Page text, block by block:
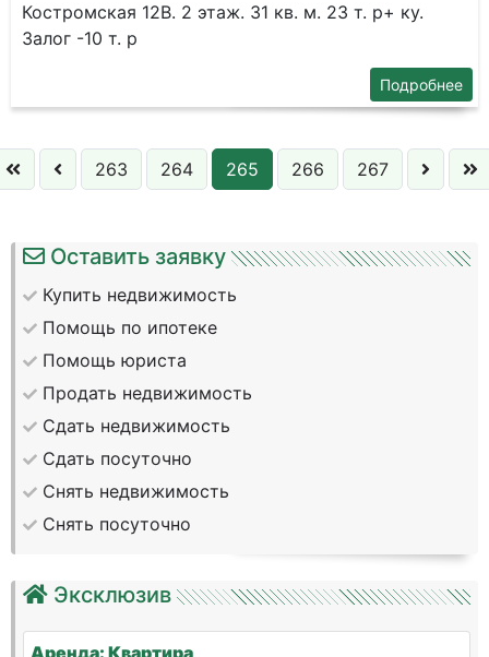
Костромская 12В. 2 этаж. 31 кв. м. 23 т. р+ ку.
Залог -10 т. р
Подробнее
263 264 265 266 267
Оставить заявку
Купить недвижимость
Помощь по ипотеке
Помощь юриста
Продать недвижимость
Сдать недвижимость
Сдать посуточно
Снять недвижимость
Снять посуточно
Эксклюзив
Аренда: Квартира